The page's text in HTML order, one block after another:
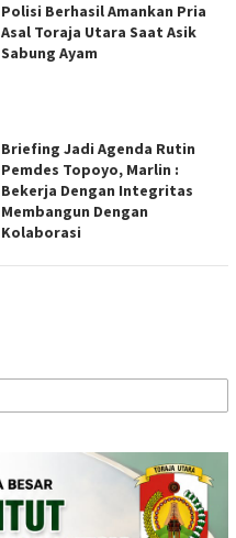
Polisi Berhasil Amankan Pria
Asal Toraja Utara Saat Asik
Sabung Ayam
Briefing Jadi Agenda Rutin
Pemdes Topoyo, Marlin :
Bekerja Dengan Integritas
Membangun Dengan
Kolaborasi